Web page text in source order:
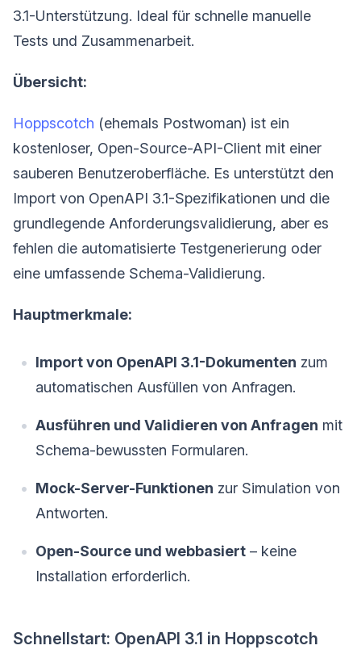
3.1-Unterstützung. Ideal für schnelle manuelle
Tests und Zusammenarbeit.
Übersicht:
Hoppscotch (ehemals Postwoman) ist ein
kostenloser, Open-Source-API-Client mit einer
sauberen Benutzeroberfläche. Es unterstützt den
Import von OpenAPI 3.1-Spezifikationen und die
grundlegende Anforderungsvalidierung, aber es
fehlen die automatisierte Testgenerierung oder
eine umfassende Schema-Validierung.
Hauptmerkmale:
Import von OpenAPI 3.1-Dokumenten zum
automatischen Ausfüllen von Anfragen.
Ausführen und Validieren von Anfragen mit
Schema-bewussten Formularen.
Mock-Server-Funktionen zur Simulation von
Antworten.
Open-Source und webbasiert – keine
Installation erforderlich.
Schnellstart: OpenAPI 3.1 in Hoppscotch